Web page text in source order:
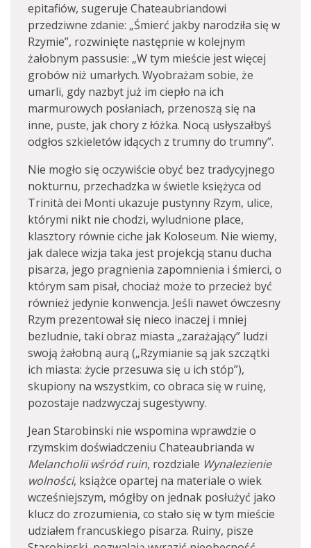
epitafiów, sugeruje Chateaubriandowi
przedziwne zdanie: „Śmierć jakby narodziła się w
Rzymie”, rozwinięte następnie w kolejnym
żałobnym passusie: „W tym mieście jest więcej
grobów niż umarłych. Wyobrażam sobie, że
umarli, gdy nazbyt już im ciepło na ich
marmurowych posłaniach, przenoszą się na
inne, puste, jak chory z łóżka. Nocą usłyszałbyś
odgłos szkieletów idących z trumny do trumny”.
Nie mogło się oczywiście obyć bez tradycyjnego
nokturnu, przechadzka w świetle księżyca od
Trinità dei Monti ukazuje pustynny Rzym, ulice,
którymi nikt nie chodzi, wyludnione place,
klasztory równie ciche jak Koloseum. Nie wiemy,
jak dalece wizja taka jest projekcją stanu ducha
pisarza, jego pragnienia zapomnienia i śmierci, o
którym sam pisał, chociaż może to przecież być
również jedynie konwencja. Jeśli nawet ówczesny
Rzym prezentował się nieco inaczej i mniej
bezludnie, taki obraz miasta „zarażający” ludzi
swoją żałobną aurą („Rzymianie są jak szczątki
ich miasta: życie przesuwa się u ich stóp”),
skupiony na wszystkim, co obraca się w ruinę,
pozostaje nadzwyczaj sugestywny.
Jean Starobinski nie wspomina wprawdzie o
rzymskim doświadczeniu Chateaubrianda w
Melancholii wśród ruin, rozdziale Wynalezienie
wolności, książce opartej na materiale o wiek
wcześniejszym, mógłby on jednak posłużyć jako
klucz do zrozumienia, co stało się w tym mieście
udziałem francuskiego pisarza. Ruiny, pisze